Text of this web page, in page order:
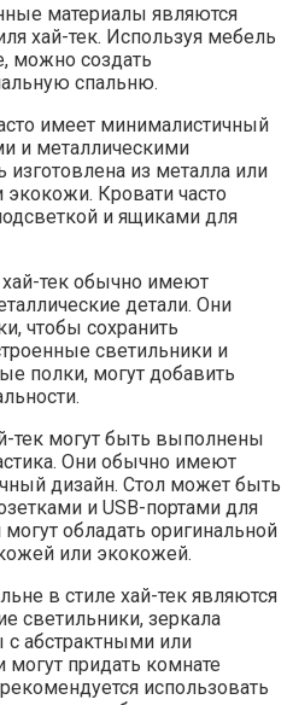
материалы являются
хай-тек. Используя мебель
можно создать
спальню.
имеет минималистичный
и металлическими
из металла или
Кровати часто
и ящиками для
тек обычно имеют
детали. Они
чтобы сохранить
светильники и
полки, могут добавить
тек могут быть выполнены
Они обычно имеют
дизайн. Стол может быть
и USB-портами для
могут обладать оригинальной
или экокожей.
в стиле хай-тек являются
светильники, зеркала
с абстрактными или
придать комнате
использовать